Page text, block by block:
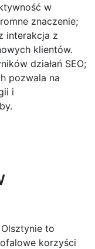
w
znaczenie;
interakcja z
klientów.
działań SEO;
pozwala na
i
to
korzyści